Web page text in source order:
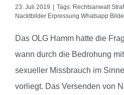
23. Juli 2019 Tags: Rechtsanwalt
Nacktbilder Erpressung Whatsapp
Das OLG Hamm hatte die
wann durch die Bedrohung
sexueller Missbrauch im
vorliegt. Das Versenden von